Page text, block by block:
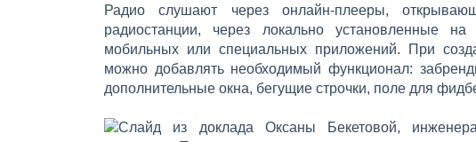
Радио слушают через онлайн-плееры,
радиостанции, через локально установленные
мобильных или специальных приложений. При
можно добавлять необходимый функционал:
дополнительные окна, бегущие строчки, поле для